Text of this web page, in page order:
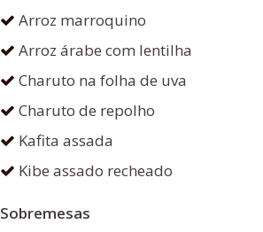
Arroz marroquino
Arroz árabe com lentilha
Charuto na folha de uva
Charuto de repolho
Kafita assada
Kibe assado recheado
Sobremesas